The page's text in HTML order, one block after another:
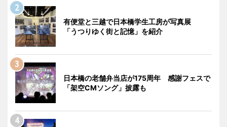
有便堂と三越で日本橋学生工房が写真展
「うつりゆく街と記憶」を紹介
日本橋の老舗弁当店が175周年 感謝フェスで
「架空CMソング」披露も